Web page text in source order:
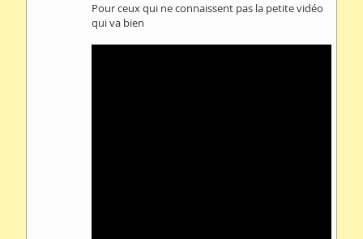
Pour ceux qui ne connaissent pas la petite vidéo
qui va bien